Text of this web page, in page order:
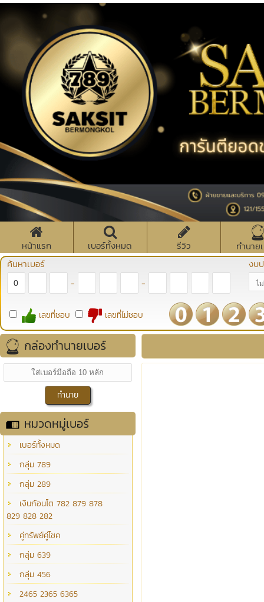
หน้าแรก เบอร์ทั้งหมด รีวิว
ทำนาย
ค้นหาเบอร์
- -
งบ
เลขที่ชอบ เลขที่ไม่ชอบ
กล่องทำนายเบอร์
หมวดหมู่เบอร์
เบอร์ทั้งหมด
กลุ่ม 789
กลุ่ม 289
เงินก้อนโต 782 879 878
829 828 282
คู่ทรัพย์คู่โชค
กลุ่ม 639
กลุ่ม 456
2465 2365 6365